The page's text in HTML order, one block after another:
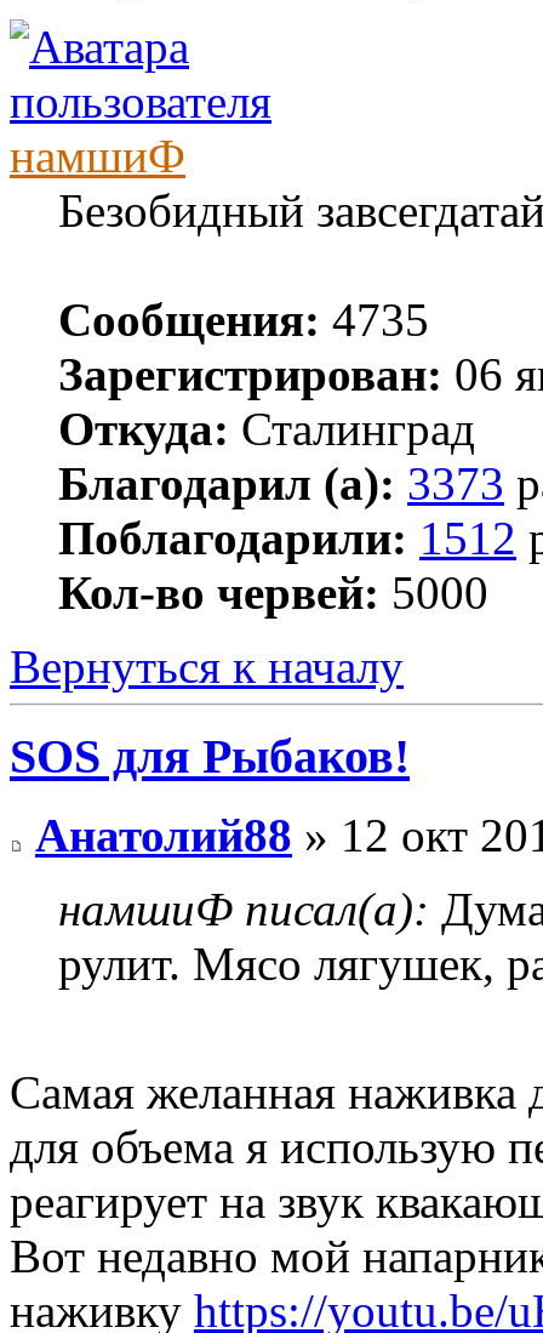
намшиФ
Безобидный
Сообщения: 4735
Зарегистрирован: 06
Откуда: Сталинград
Благодарил (а): 3373
Поблагодарили: 1512
Кол-во червей: 5000
Вернуться к началу
SOS для Рыбаков!
Анатолий88 » 12 окт
намшиФ писал(а):
рулит. Мясо лягушек,
Самая желанная
для объема я использую
реагирует на звук
Вот недавно мой
наживку https://youtu.be/